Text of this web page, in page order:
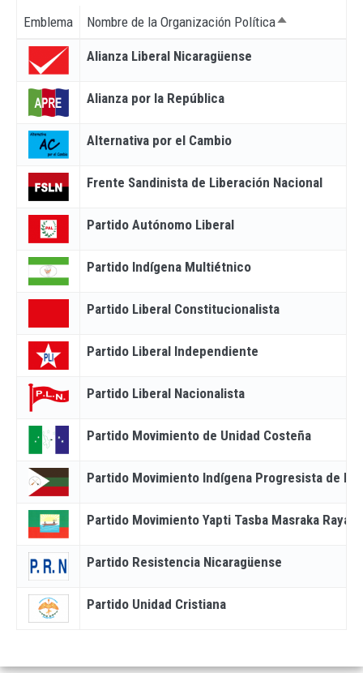
Emblema Nombre de la Organización PolíticaOrdenar
Alianza Liberal Nicaragüense
Alianza por la República
Alternativa por el Cambio
Frente Sandinista de Liberación Nacional
Partido Autónomo Liberal
Partido Indígena Multiétnico
Partido Liberal Constitucionalista
Partido Liberal Independiente
Partido Liberal Nacionalista
Partido Movimiento de Unidad Costeña
Partido Movimiento Indígena Progresista de la
Partido Movimiento Yapti Tasba Masraka Raya
Partido Resistencia Nicaragüense
Partido Unidad Cristiana